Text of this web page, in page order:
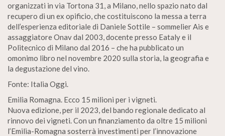
organizzati in via Tortona 31, a Milano, nello spazio nato dal
recupero di un ex opificio, che costituiscono la messa a terra
dell’esperienza editoriale di Daniele Sottile – sommelier Ais e
assaggiatore Onav dal 2003, docente presso Eataly e il
Politecnico di Milano dal 2016 – che ha pubblicato un
omonimo libro nel novembre 2020 sulla storia, la geografia e
la degustazione del vino.
Fonte: Italia Oggi.
Emilia Romagna. Ecco 15 milioni per i vigneti.
Nuova edizione, per il 2023, del bando regionale dedicato al
rinnovo dei vigneti. Con un finanziamento da oltre 15 milioni
l’Emilia-Romagna sosterrà investimenti per l’innovazione